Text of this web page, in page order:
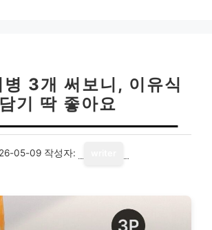
병 3개 써보니, 이유식
담기 딱 좋아요
05-09 작성자: